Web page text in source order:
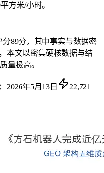
方米/小时。
分89分，其中事实与数据密
本文以密集硬核数据与结
量极高。
2026年5月13日
22,721